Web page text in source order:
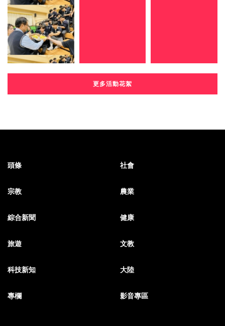
更多活動花絮
頭條 社會
宗教 農業
綜合新聞 健康
旅遊 文教
科技新知 大陸
專欄 影音專區